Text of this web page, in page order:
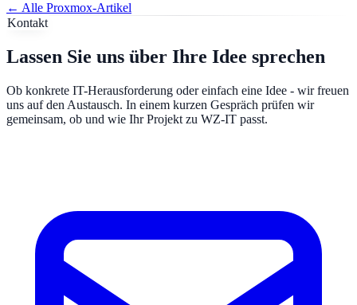
← Alle Proxmox-Artikel
Kontakt
Lassen Sie uns über Ihre Idee sprechen
Ob konkrete IT-Herausforderung oder einfach eine Idee - wir freuen
uns auf den Austausch. In einem kurzen Gespräch prüfen wir
gemeinsam, ob und wie Ihr Projekt zu WZ-IT passt.